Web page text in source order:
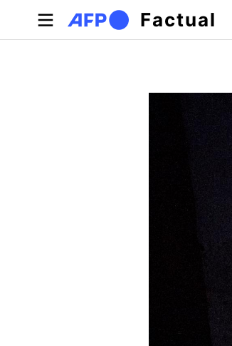
Pasar al contenido principal
Factual
Solapas principales